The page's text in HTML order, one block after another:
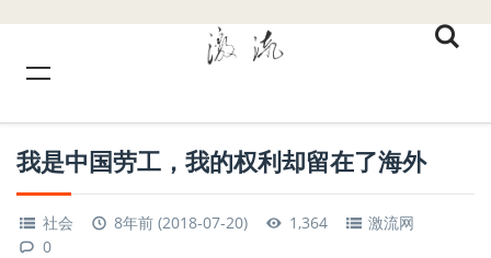
我是中国劳工，我的权利却留在了海外
社会 8年前 (2018-07-20) 1,364
激流网
0